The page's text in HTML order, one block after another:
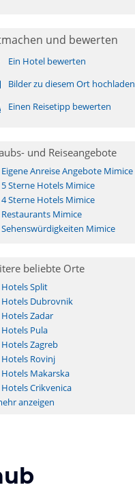
und bewerten
Ein Hotel bewerten
Bilder zu diesem Ort hochladen
Einen Reisetipp bewerten
und Reiseangebote
Eigene Anreise Angebote Mimice
5 Sterne Hotels Mimice
4 Sterne Hotels Mimice
Restaurants Mimice
Sehenswürdigkeiten Mimice
beliebte Orte
Hotels Split
Hotels Dubrovnik
Hotels Zadar
Hotels Pula
Hotels Zagreb
Hotels Rovinj
Hotels Makarska
Hotels Crikvenica
anzeigen